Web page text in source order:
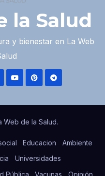
la Salud
y bienestar en La Web
Web de la Salud.
Educacion
Ambiente
Universidades